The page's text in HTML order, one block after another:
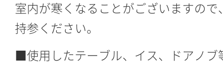
室内が寒くなることがございますので
持参ください。
■使用したテーブル、イス、ドアノブ